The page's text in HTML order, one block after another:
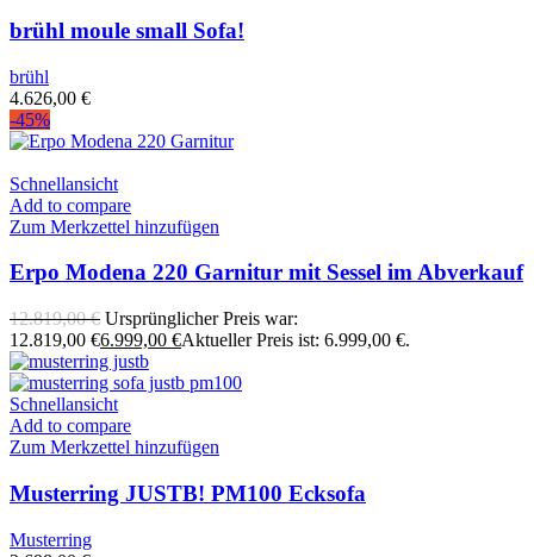
brühl moule small Sofa!
brühl
4.626,00 €
-45%
Schnellansicht
Add to compare
Zum Merkzettel hinzufügen
Erpo Modena 220 Garnitur mit Sessel im Abverkauf
12.819,00€ Ursprünglicher Preis war:
12.819,00 €6.999,00 €Aktueller Preis ist: 6.999,00 €.
Schnellansicht
Add to compare
Zum Merkzettel hinzufügen
Musterring JUSTB! PM100 Ecksofa
Musterring